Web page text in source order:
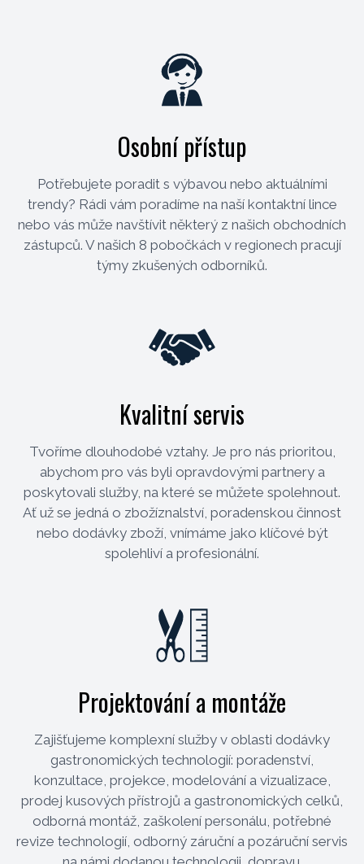
Osobní přístup
Potřebujete poradit s výbavou nebo aktuálními
trendy? Rádi vám poradíme na naší kontaktní lince
nebo vás může navštívit některý z našich obchodních
zástupců. V našich 8 pobočkách v regionech pracují
týmy zkušených odborníků.
Kvalitní servis
Tvoříme dlouhodobé vztahy. Je pro nás prioritou,
abychom pro vás byli opravdovými partnery a
poskytovali služby, na které se můžete spolehnout.
Ať už se jedná o zbožíznalství, poradenskou činnost
nebo dodávky zboží, vnímáme jako klíčové být
spolehliví a profesionální.
Projektování a montáže
Zajišťujeme komplexní služby v oblasti dodávky
gastronomických technologií: poradenství,
konzultace, projekce, modelování a vizualizace,
prodej kusových přístrojů a gastronomických celků,
odborná montáž, zaškolení personálu, potřebné
revize technologií, odborný záruční a pozáruční servis